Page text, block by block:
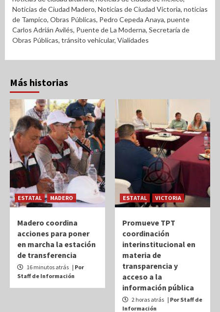
Noticias de Ciudad Madero, Noticias de Ciudad Victoria, noticias
de Tampico, Obras Públicas, Pedro Cepeda Anaya, puente
Carlos Adrián Avilés, Puente de La Moderna, Secretaría de
Obras Públicas, tránsito vehicular, Vialidades
Más historias
ESTATAL MADERO
Madero coordina
acciones para poner
en marcha la estación
de transferencia
16 minutos atrás | Por
Staff de Información
ESTATAL VICTORIA
Promueve TPT
coordinación
interinstitucional en
materia de
transparencia y
acceso a la
información pública
2 horas atrás | Por Staff de
Información